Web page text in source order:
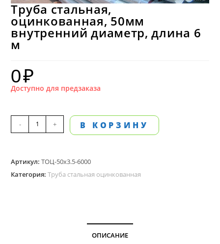
Труба стальная,
оцинкованная, 50мм
внутренний диаметр, длина 6
м
0₽
Доступно для предзаказа
Количество
товара
стальная,
оцинкованная,
- + В КОРЗИНУ
Артикул:ТОЦ-50х3.5-6000
Категория:Труба стальная оцинкованная
ОПИСАНИЕ